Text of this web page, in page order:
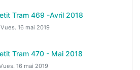
Tram 469 -Avril 2018
16 mai 2019
Tram 470 - Mai 2018
16 mai 2019